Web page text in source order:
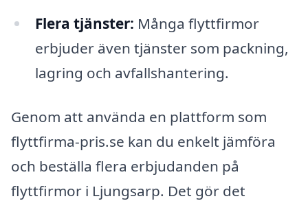
Flera tjänster: Många flyttfirmor
erbjuder även tjänster som packning,
lagring och avfallshantering.
Genom att använda en plattform som
flyttfirma-pris.se kan du enkelt jämföra
och beställa flera erbjudanden på
flyttfirmor i Ljungsarp. Det gör det